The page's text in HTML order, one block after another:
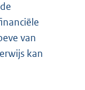
van
kan